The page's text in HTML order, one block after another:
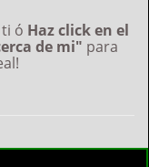
ó Haz click en el
de mi" para